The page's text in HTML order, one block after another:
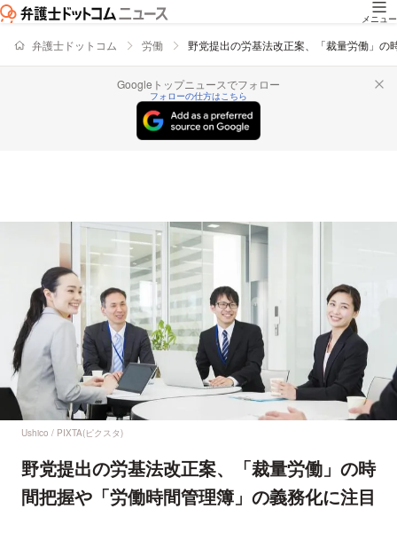
メニュー
弁護士ドットコム 労働 野党提出の労基法改正案、「裁量労働」
Googleトップニュースでフォロー
フォローの仕方はこちら
Ushico / PIXTA(ピクスタ)
野党提出の労基法改正案、「裁量労働」の時
間把握や「労働時間管理簿」の義務化に注目